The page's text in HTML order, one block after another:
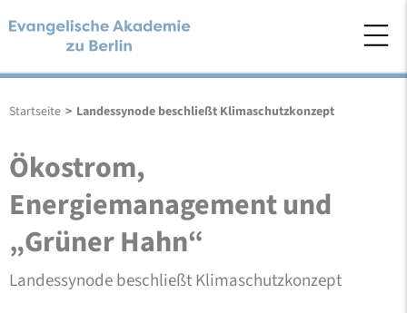
Startseite > Landessynode beschließt Klimaschutzkonzept
Ökostrom,
Energiemanagement und
„Grüner Hahn“
Landessynode beschließt Klimaschutzkonzept